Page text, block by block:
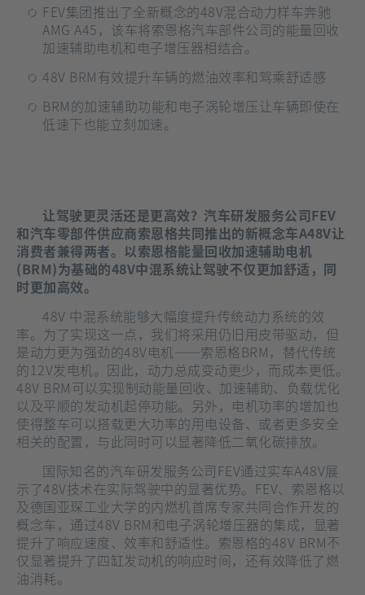
FEV集团推出了全新概念的48V混合动力样车奔驰
AMG A45，该车将索恩格汽车部件公司的能量回收
加速辅助电机和电子增压器相结合。
48V BRM有效提升车辆的燃油效率和驾乘舒适感
BRM的加速辅助功能和电子涡轮增压让车辆即使在
低速下也能立刻加速。
让驾驶更灵活还是更高效？汽车研发服务公司FEV
和汽车零部件供应商索恩格共同推出的新概念车A48V让
消费者兼得两者。以索恩格能量回收加速辅助电机
(BRM)为基础的48V中混系统让驾驶不仅更加舒适，同
时更加高效。
48V 中混系统能够大幅度提升传统动力系统的效
率。为了实现这一点，我们将采用仍旧用皮带驱动，但
是动力更为强劲的48V电机——索恩格BRM，替代传统
的12V发电机。因此，动力总成变动更少，而成本更低。
48V BRM可以实现制动能量回收、加速辅助、负载优化
以及平顺的发动机起停功能。另外，电机功率的增加也
使得整车可以搭载更大功率的用电设备、或者更多安全
相关的配置，与此同时可以显著降低二氧化碳排放。
国际知名的汽车研发服务公司FEV通过实车A48V展
示了48V技术在实际驾驶中的显著优势。FEV、索恩格以
及德国亚琛工业大学的内燃机首席专家共同合作开发的
概念车，通过48V BRM和电子涡轮增压器的集成，显著
提升了响应速度、效率和舒适性。索恩格的48V BRM不
仅显著提升了四缸发动机的响应时间，还有效降低了燃
油消耗。